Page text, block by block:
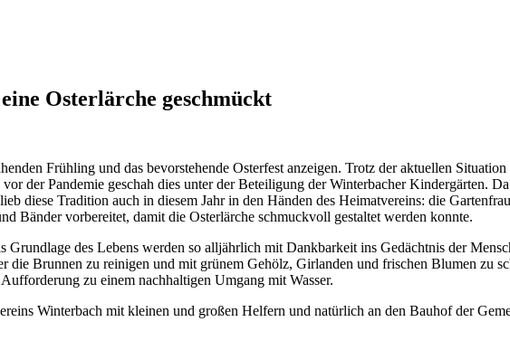
Osterlärche geschmückt
Frühling und das bevorstehende Osterfest anzeigen. Trotz der aktuellen
der Pandemie geschah dies unter der Beteiligung der Winterbacher Kindergärten.
diese Tradition auch in diesem Jahr in den Händen des Heimatvereins: die
Bänder vorbereitet, damit die Osterlärche schmuckvoll gestaltet werden konnte.
Grundlage des Lebens werden so alljährlich mit Dankbarkeit ins Gedächtnis der
die Brunnen zu reinigen und mit grünem Gehölz, Girlanden und frischen Blumen zu
zu einem nachhaltigen Umgang mit Wasser.
Winterbach mit kleinen und großen Helfern und natürlich an den Bauhof der